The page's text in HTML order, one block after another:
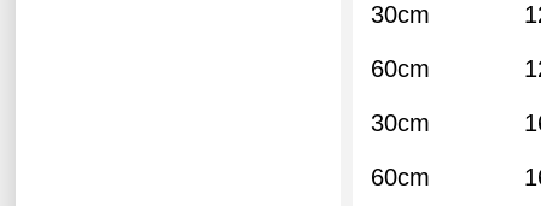
30cm
60cm
30cm
60cm